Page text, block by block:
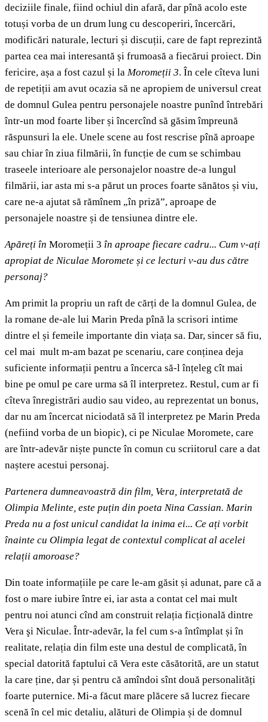
deciziile finale, fiind ochiul din afară, dar pînă acolo este
totuși vorba de un drum lung cu descoperiri, încercări,
modificări naturale, lecturi și discuții, care de fapt reprezintă
partea cea mai interesantă și frumoasă a fiecărui proiect. Din
fericire, așa a fost cazul și la Moromeții 3. În cele cîteva luni
de repetiții am avut ocazia să ne apropiem de universul creat
de domnul Gulea pentru personajele noastre punînd întrebări
într-un mod foarte liber și încercînd să găsim împreună
răspunsuri la ele. Unele scene au fost rescrise pînă aproape
sau chiar în ziua filmării, în funcție de cum se schimbau
traseele interioare ale personajelor noastre de-a lungul
filmării, iar asta mi s-a părut un proces foarte sănătos și viu,
care ne-a ajutat să rămînem „în priză”, aproape de
personajele noastre și de tensiunea dintre ele.
Apăreți în Moromeții 3 în aproape fiecare cadru... Cum v-ați
apropiat de Niculae Moromete și ce lecturi v-au dus către
personaj?
Am primit la propriu un raft de cărți de la domnul Gulea, de
la romane de-ale lui Marin Preda pînă la scrisori intime
dintre el și femeile importante din viața sa. Dar, sincer să fiu,
cel mai mult m-am bazat pe scenariu, care conținea deja
suficiente informații pentru a încerca să-l înțeleg cît mai
bine pe omul pe care urma să îl interpretez. Restul, cum ar fi
cîteva înregistrări audio sau video, au reprezentat un bonus,
dar nu am încercat niciodată să îl interpretez pe Marin Preda
(nefiind vorba de un biopic), ci pe Niculae Moromete, care
are într-adevăr niște puncte în comun cu scriitorul care a dat
naștere acestui personaj.
Partenera dumneavoastră din film, Vera, interpretată de
Olimpia Melinte, este puțin din poeta Nina Cassian. Marin
Preda nu a fost unicul candidat la inima ei... Ce ați vorbit
înainte cu Olimpia legat de contextul complicat al acelei
relații amoroase?
Din toate informațiile pe care le-am găsit și adunat, pare că a
fost o mare iubire între ei, iar asta a contat cel mai mult
pentru noi atunci cînd am construit relația ficțională dintre
Vera şi Niculae. Într-adevăr, la fel cum s-a întîmplat și în
realitate, relația din film este una destul de complicată, în
special datorită faptului că Vera este căsătorită, are un statut
la care ține, dar și pentru că amîndoi sînt două personalități
foarte puternice. Mi-a făcut mare plăcere să lucrez fiecare
scenă în cel mic detaliu, alături de Olimpia și de domnul